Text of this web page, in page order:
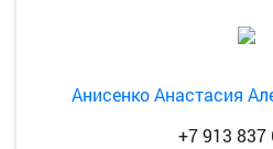
Анисенко Анастасия
+7 913 837